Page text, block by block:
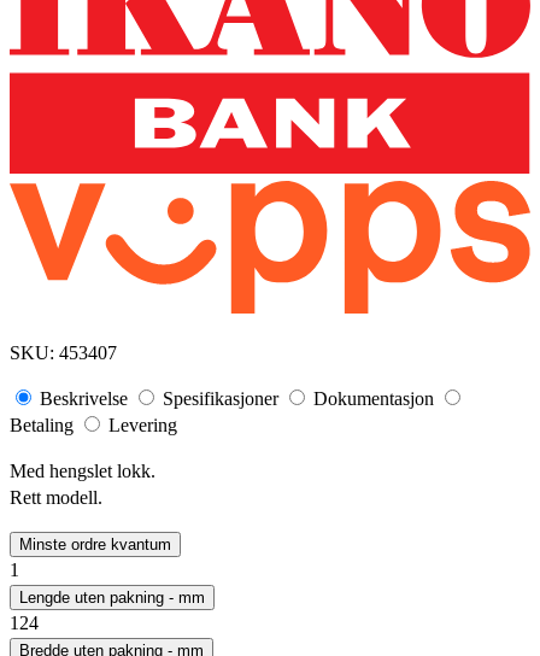
SKU: 453407
Beskrivelse Spesifikasjoner
Dokumentasjon
Betaling
Levering
Med hengslet lokk.
Rett modell.
Minste ordre kvantum
1
Lengde uten pakning - mm
124
Bredde uten pakning - mm